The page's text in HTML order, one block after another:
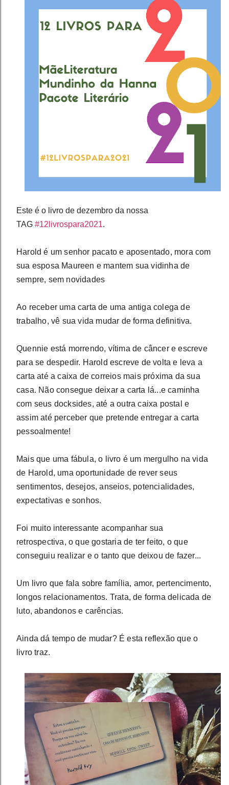
Este é o livro de dezembro da nossa
TAG #12livrospara2021.
Harold é um senhor pacato e aposentado, mora com
sua esposa Maureen e mantem sua vidinha de
sempre, sem novidades
Ao receber uma carta de uma antiga colega de
trabalho, vê sua vida mudar de forma definitiva.
Quennie está morrendo, vítima de câncer e escreve
para se despedir. Harold escreve de volta e leva a
carta até a caixa de correios mais próxima da sua
casa. Não consegue deixar a carta lá...e caminha
com seus docksides, até a outra caixa postal e
assim até perceber que pretende entregar a carta
pessoalmente!
Mais que uma fábula, o livro é um mergulho na vida
de Harold, uma oportunidade de rever seus
sentimentos, desejos, anseios, potencialidades,
expectativas e sonhos.
Foi muito interessante acompanhar sua
retrospectiva, o que gostaria de ter feito, o que
conseguiu realizar e o tanto que deixou de fazer...
Um livro que fala sobre família, amor, pertencimento,
longos relacionamentos. Trata, de forma delicada de
luto, abandonos e carências.
Ainda dá tempo de mudar? É esta reflexão que o
livro traz.